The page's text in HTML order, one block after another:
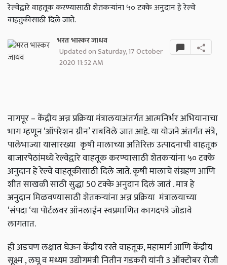
रेल्वेद्वारे वाहतूक करण्यासाठी शेतकऱ्यांना ५० टक्के अनुदान हे रेल्वे
वाहतुकीसाठी दिले जाते.
भरत भास्कर जाधव
Updated on Saturday, 17 October
2020 11:52 AM
नागपूर – केंद्रीय अन्न प्रक्रिया मंत्रालयाअंतर्गत आत्मनिर्भर अभियानाचा
भाग म्हणून ‘ऑपरेशन ग्रीन’ राबविले जात आहे. या योजने अंतर्गत संत्रे,
पालेभाज्या यासारख्या कृषी मालाच्या अतिरिक्त उत्पादनाची वाहतूक
बाजारपेठांमध्ये रेल्वेद्वारे वाहतूक करण्यासाठी शेतकऱ्यांना ५०टक्के
अनुदान हे रेल्वे वाहतूकीसाठी दिले जाते. कृषी मालाचे संग्रहण आणि
शीत साखळी साठी सुद्धा50टक्के अनुदान दिलं जातं . मात्र हे
अनुदान मिळवण्यासाठी शेतकऱ्यांना अन्न प्रक्रिया मंत्रालयाच्या
‘संपदा ‘या पोर्टलवर ऑनलाईन स्वप्रमाणित कागदपत्रे जोडावे
लागतात.
ही अडचण लक्षात घेऊन केंद्रीय रस्ते वाहतूक,महामार्ग आणि केंद्रीय
सूक्ष्म,लघू व मध्यम उद्योगमंत्री नितीन गडकरी यांनी3ऑक्टोबर रोजी